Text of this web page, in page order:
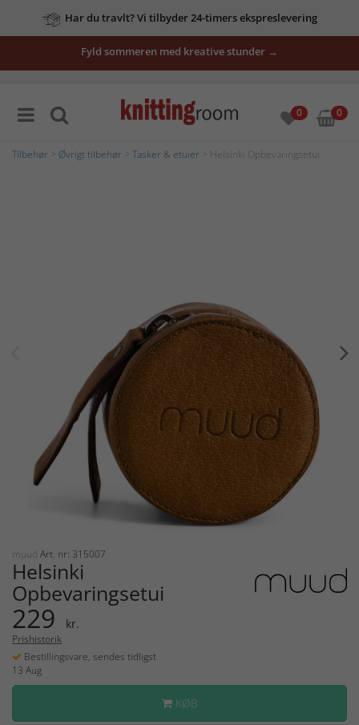
Har du travlt? Vi tilbyder 24-timers ekspreslevering
Fyld sommeren med kreative stunder →
0 0
Tilbehør Øvrigt tilbehør Tasker & etuier > Helsinki Opbevaringsetui
muud Art. nr: 315007
Helsinki
Opbevaringsetui
229 kr.
Prishistorik
Bestillingsvare, sendes tidligst
13 Aug
KØB